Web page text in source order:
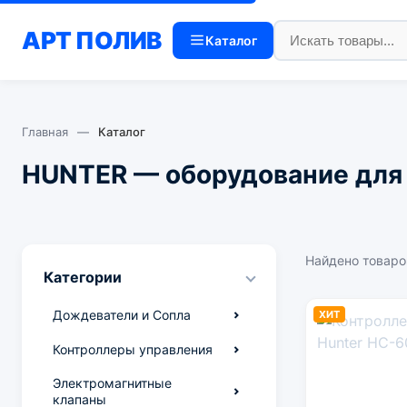
АРТ ПОЛИВ Каталог
Главная — Каталог
HUNTER — оборудование
Категории
Дождеватели и Сопла
Баблеры и микроспреи
дождеватели
Контроллеры управления
Wi-Fi контроллеры Hydrawise
Электромагнитные
клапаны
Найдено
ХИТ